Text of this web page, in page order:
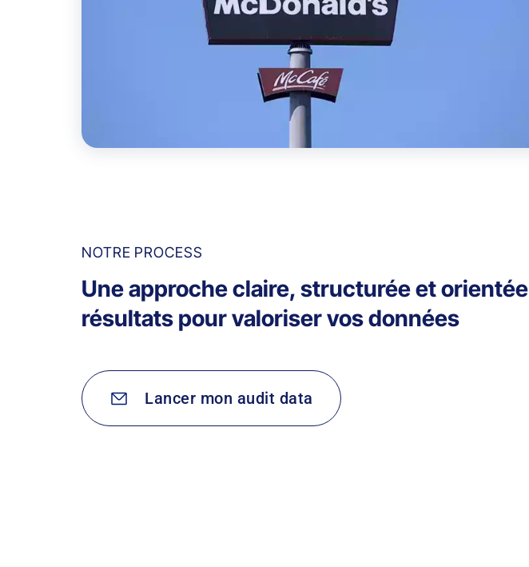
NOTRE PROCESS
Une approche claire, structurée et orientée
résultats pour valoriser vos données
Lancer mon audit data